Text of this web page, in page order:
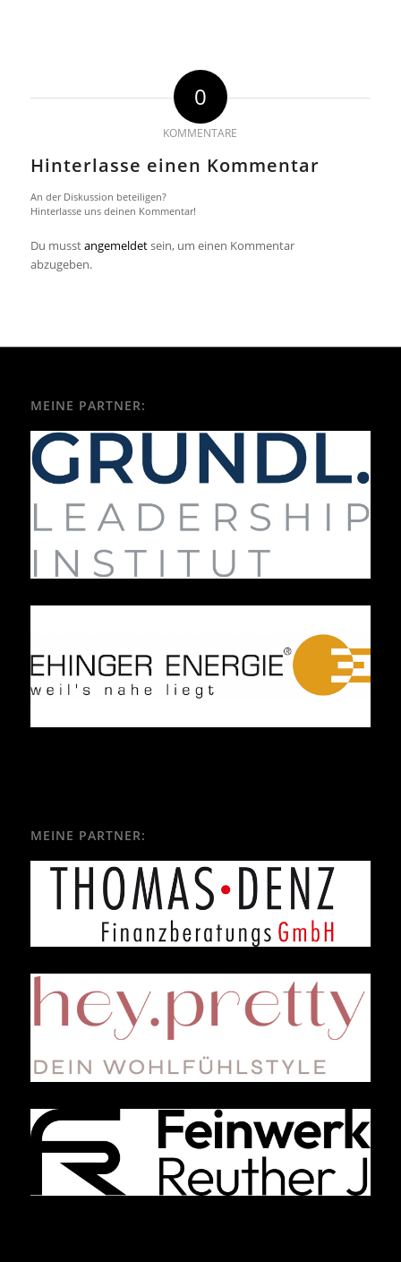
0
KOMMENTARE
Hinterlasse einen Kommentar
An der Diskussion beteiligen?
Hinterlasse uns deinen Kommentar!
Du musstangemeldetsein, um einen Kommentar
abzugeben.
MEINE PARTNER:
MEINE PARTNER: